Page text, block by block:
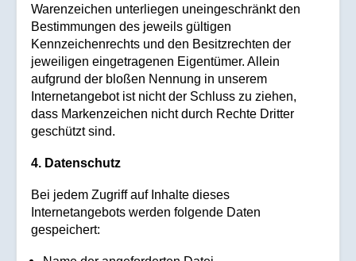
Warenzeichen unterliegen uneingeschränkt den
Bestimmungen des jeweils gültigen
Kennzeichenrechts und den Besitzrechten der
jeweiligen eingetragenen Eigentümer. Allein
aufgrund der bloßen Nennung in unserem
Internetangebot ist nicht der Schluss zu ziehen,
dass Markenzeichen nicht durch Rechte Dritter
geschützt sind.
4. Datenschutz
Bei jedem Zugriff auf Inhalte dieses
Internetangebots werden folgende Daten
gespeichert: